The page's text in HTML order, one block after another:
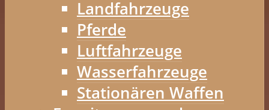
Landfahrzeuge
Pferde
Luftfahrzeuge
Wasserfahrzeuge
Stationären Waffen